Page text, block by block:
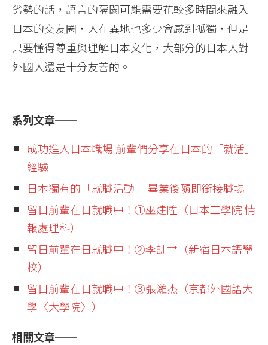
劣勢的話，語言的隔閡可能需要花較多時間來融入
日本的交友圈，人在異地也多少會感到孤獨，但是
只要懂得尊重與理解日本文化，大部分的日本人對
外國人還是十分友善的。
系列文章──
成功進入日本職場 前輩們分享在日本的「就活」
經驗
日本獨有的「就職活動」 畢業後隨即銜接職場
留日前輩在日就職中！①巫建陞（日本工學院 情
報處理科）
留日前輩在日就職中！②李訓聿（新宿日本語學
校）
留日前輩在日就職中！③張濰杰（京都外國語大
學〈大學院〉）
相關文章──